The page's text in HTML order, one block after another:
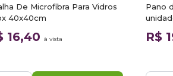
De Microfibra Para Vidros
40x40cm
16,40 à vista
Pano
R$